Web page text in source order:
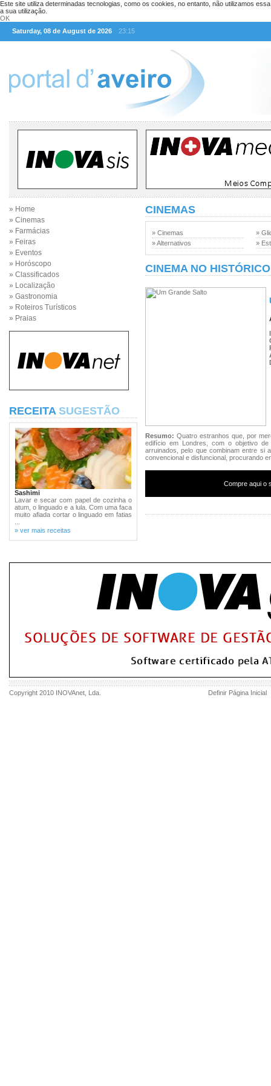
Este site utiliza determinadas tecnologias, como os cookies, no entanto, não utilizamos
a sua utilização.
OK
Saturday, 08 de August de 2026
23:15
» Home
» Cinemas
» Farmácias
» Feiras
» Eventos
» Horóscopo
» Classificados
» Localização
» Gastronomia
» Roteiros Turísticos
» Praias
RECEITA SUGESTÃO
Sashimi
Lavar e secar com papel de cozinha o
atum, o linguado e a lula. Com uma faca
muito afiada cortar o linguado em fatias
» ver mais receitas
CINEMAS
» Cinemas
» Alternativos
»
»
CINEMA NO HISTÓRICO
Resumo: Quatro estranhos que, por
edifício em Londres, com o objetivo
arruinados, pelo que combinam entre si
convencional e disfuncional, procurando
Compre aqui o
Copyright 2010 INOVAnet , Lda. Definir Página Inicial